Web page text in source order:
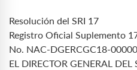
Resolución del SRI 17
Registro Oficial Suplemento
No. NAC-DGERCGC18-
EL DIRECTOR GENERAL DEL